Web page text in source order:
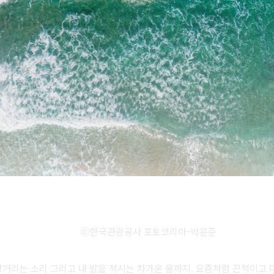
ⓒ한국관광공사 포토코리아-박윤준
리는 소리 그리고 내 발을 적시는 차가운 물까지. 요즘처럼 끈적이고